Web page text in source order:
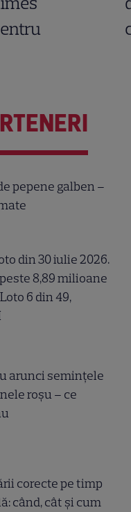
pepene galben –
din 30 iulie 2026.
8,89 milioane
6 din 49,
arunci semințele
roșu – ce
corecte pe timp
când, cât şi cum